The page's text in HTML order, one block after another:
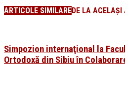
ARTICOLE SIMILAREDE LA ACELAȘI
Simpozion internaţional la
Ortodoxă din Sibiu în